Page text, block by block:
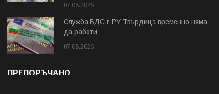
07.08.2026
Служба БДС в РУ Твърдица временно няма
да работи
07.08.2026
ПРЕПОРЪЧАНО